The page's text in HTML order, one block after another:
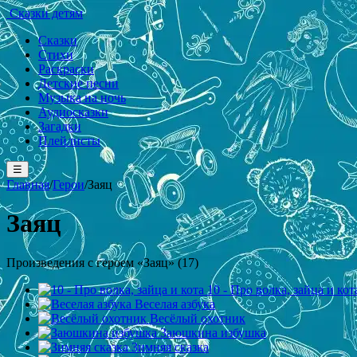
Сказки детям
Сказки
Стихи
Раскраски
Детские песни
Музыка на ночь
Аудиосказки
Загадки
Плейлисты
☰
Главная/Герои/Заяц
Заяц
Произведения с героем «Заяц» (17)
10 - Про волка, зайца и
Веселая азбука
Весёлый охотник
Заюшкина избушка
Зимняя сказка